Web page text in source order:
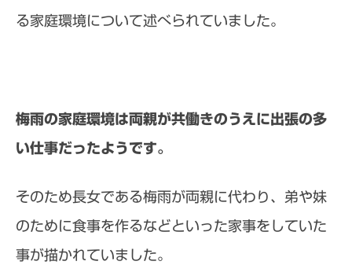
る家庭環境について述べられていました。
梅雨の家庭環境は両親が共働きのうえに出張の多
い仕事だったようです。
そのため長女である梅雨が両親に代わり、弟や妹
のために食事を作るなどといった家事をしていた
事が描かれていました。